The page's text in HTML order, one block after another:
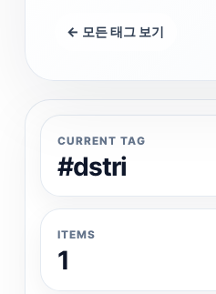
← 모든 태그 보기
CURRENT TAG
#dstri
ITEMS
1